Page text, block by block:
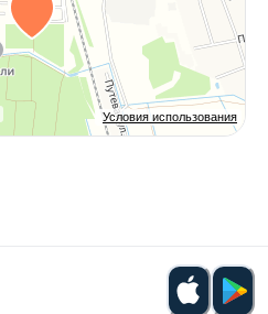
Условия использования